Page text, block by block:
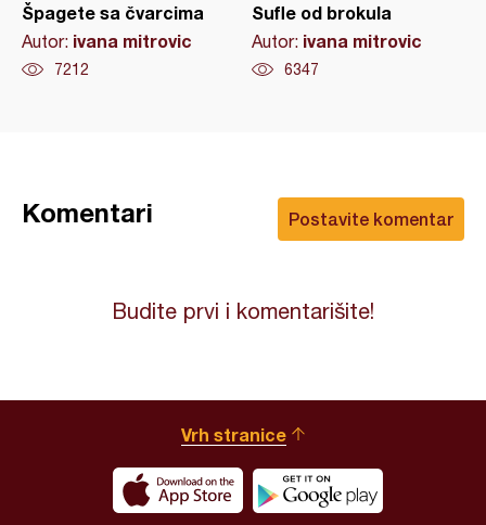
Špagete sa čvarcima
Autor: ivana mitrovic
7212
Sufle od brokula
Autor: ivana mitrovic
6347
Postavite komentar
Komentari
Budite prvi i komentarišite!
Vrh stranice